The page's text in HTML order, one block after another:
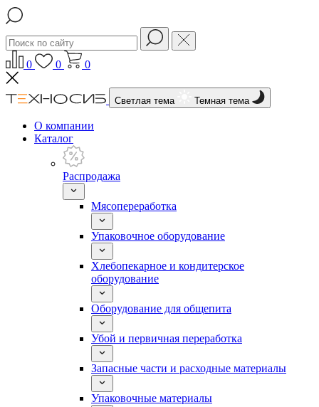
0 0 0
Светлая тема Темная тема
О компании
Каталог
Распродажа
Мясопереработка
Упаковочное оборудование
Хлебопекарное и кондитерское
оборудование
Оборудование для общепита
Убой и первичная переработка
Запасные части и расходные материалы
Упаковочные материалы